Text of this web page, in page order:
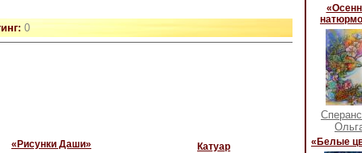
0
«Рисунки Даши» Катуар «Белые